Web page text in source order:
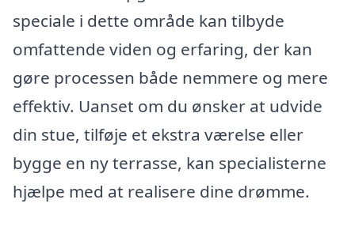
speciale i dette område kan tilbyde
omfattende viden og erfaring, der kan
gøre processen både nemmere og mere
effektiv. Uanset om du ønsker at udvide
din stue, tilføje et ekstra værelse eller
bygge en ny terrasse, kan specialisterne
hjælpe med at realisere dine drømme.